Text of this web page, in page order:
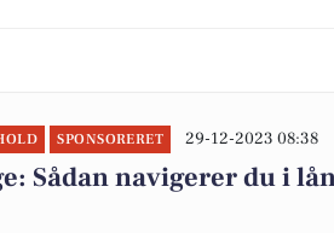
SPONSORERET 29-12-2023 08:38
Sådan navigerer du i